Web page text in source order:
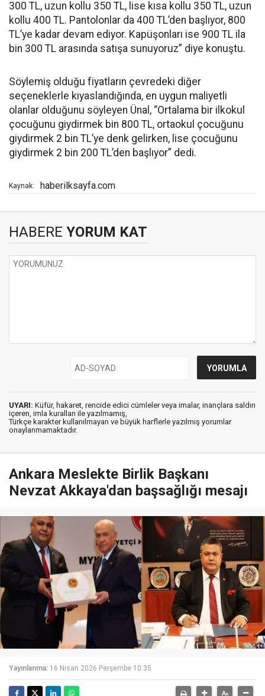
300 TL, uzun kollu 350 TL, lise kısa kollu 350 TL, uzun
kollu 400 TL. Pantolonlar da 400 TL’den başlıyor, 800
TL’ye kadar devam ediyor. Kapüşonları ise 900 TL ila
bin 300 TL arasında satışa sunuyoruz” diye konuştu.
Söylemiş olduğu fiyatların çevredeki diğer
seçeneklerle kıyaslandığında, en uygun maliyetli
olanlar olduğunu söyleyen Ünal, “Ortalama bir ilkokul
çocuğunu giydirmek bin 800 TL, ortaokul çocuğunu
giydirmek 2 bin TL’ye denk gelirken, lise çocuğunu
giydirmek 2 bin 200 TL’den başlıyor” dedi.
Kaynak: haberilksayfa.com
HABERE YORUM KAT
UYARI: Küfür, hakaret, rencide edici cümleler veya imalar, inançlara saldırı
içeren, imla kuralları ile yazılmamış,
Türkçe karakter kullanılmayan ve büyük harflerle yazılmış yorumlar
onaylanmamaktadır.
Ankara Meslekte Birlik Başkanı
Nevzat Akkaya'dan başsağlığı mesajı
Yayınlanma: 16 Nisan 2026 Perşembe 10:35